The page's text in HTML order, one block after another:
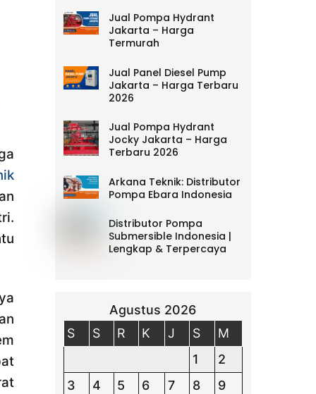
Jual Pompa Hydrant
Jakarta – Harga
Termurah
Jual Panel Diesel Pump
Jakarta – Harga Terbaru
2026
Jual Pompa Hydrant
Jocky Jakarta – Harga
Terbaru 2026
Arkana Teknik: Distributor
Pompa Ebara Indonesia
Distributor Pompa
Submersible Indonesia |
Lengkap & Terpercaya
Agustus 2026
S
S R K J S
M
1
2
3
4 5 6 7 8
9